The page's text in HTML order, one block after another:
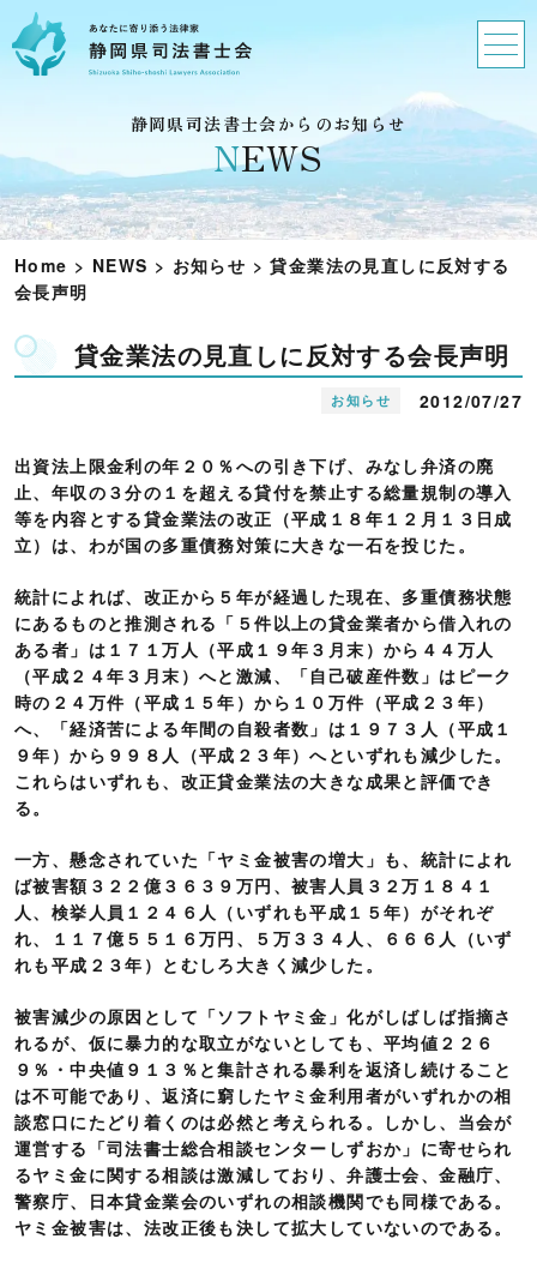
静岡県司法書士会からのお知らせ
NEWS
Home > NEWS > お知らせ >貸金業法の見直しに反対する
会長声明
貸金業法の見直しに反対する会長声明
お知らせ 2012/07/27
出資法上限金利の年２０％への引き下げ、みなし弁済の廃
止、年収の３分の１を超える貸付を禁止する総量規制の導入
等を内容とする貸金業法の改正（平成１８年１２月１３日成
立）は、わが国の多重債務対策に大きな一石を投じた。
統計によれば、改正から５年が経過した現在、多重債務状態
にあるものと推測される「５件以上の貸金業者から借入れの
ある者」は１７１万人（平成１９年３月末）から４４万人
（平成２４年３月末）へと激減、「自己破産件数」はピーク
時の２４万件（平成１５年）から１０万件（平成２３年）
へ、「経済苦による年間の自殺者数」は１９７３人（平成１
９年）から９９８人（平成２３年）へといずれも減少した。
これらはいずれも、改正貸金業法の大きな成果と評価でき
る。
一方、懸念されていた「ヤミ金被害の増大」も、統計によれ
ば被害額３２２億３６３９万円、被害人員３２万１８４１
人、検挙人員１２４６人（いずれも平成１５年）がそれぞ
れ、１１７億５５１６万円、５万３３４人、６６６人（いず
れも平成２３年）とむしろ大きく減少した。
被害減少の原因として「ソフトヤミ金」化がしばしば指摘さ
れるが、仮に暴力的な取立がないとしても、平均値２２６
９％・中央値９１３％と集計される暴利を返済し続けること
は不可能であり、返済に窮したヤミ金利用者がいずれかの相
談窓口にたどり着くのは必然と考えられる。しかし、当会が
運営する「司法書士総合相談センターしずおか」に寄せられ
るヤミ金に関する相談は激減しており、弁護士会、金融庁、
警察庁、日本貸金業会のいずれの相談機関でも同様である。
ヤミ金被害は、法改正後も決して拡大していないのである。